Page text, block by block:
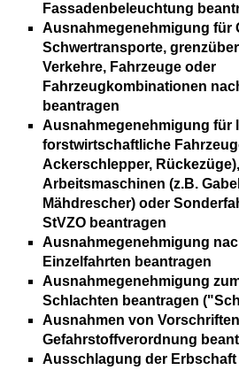
Fassadenbeleuchtung
Ausnahmegenehmigung für
Schwertransporte,
Verkehre, Fahrzeuge oder
Fahrzeugkombinationen
beantragen
Ausnahmegenehmigung für
forstwirtschaftliche
Ackerschlepper,
Arbeitsmaschinen (z.B.
Mähdrescher) oder
StVZO beantragen
Ausnahmegenehmigung
Einzelfahrten beantragen
Ausnahmegenehmigung
Schlachten beantragen
Ausnahmen von
Gefahrstoffverordnung
Ausschlagung der Erbschaft